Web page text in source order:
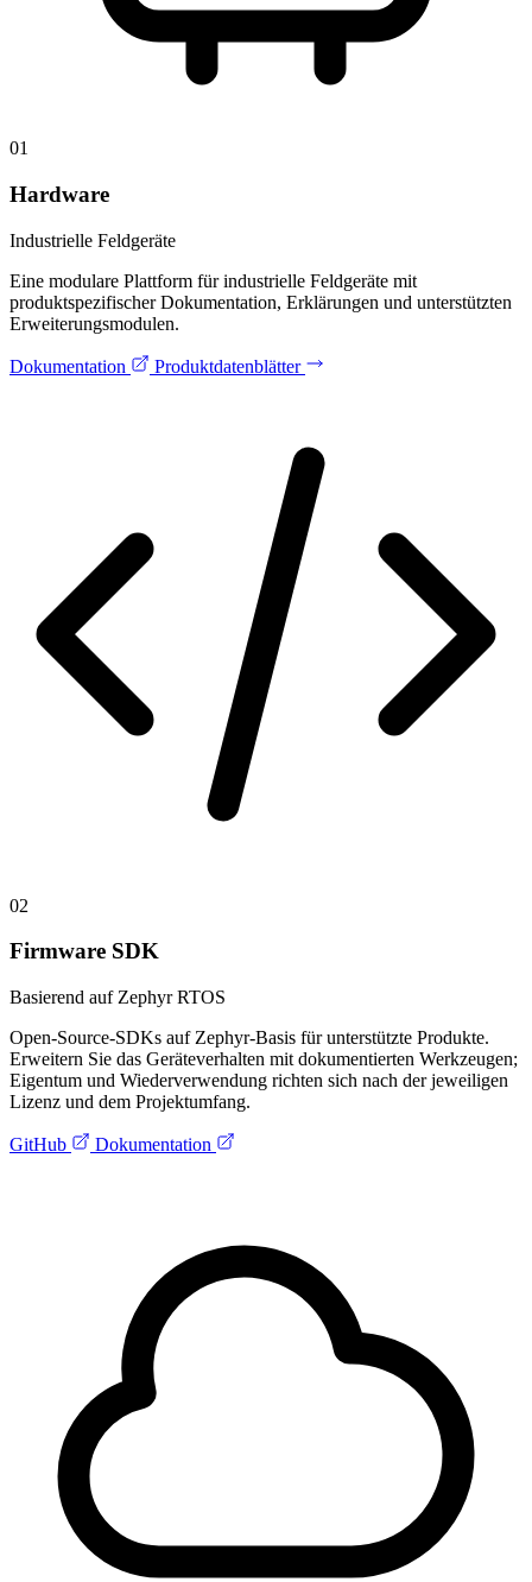
01
Hardware
Industrielle Feldgeräte
Eine modulare Plattform für industrielle Feldgeräte mit
produktspezifischer Dokumentation, Erklärungen und unterstützten
Erweiterungsmodulen.
Dokumentation Produktdatenblätter
02
Firmware SDK
Basierend auf Zephyr RTOS
Open-Source-SDKs auf Zephyr-Basis für unterstützte Produkte.
Erweitern Sie das Geräteverhalten mit dokumentierten Werkzeugen;
Eigentum und Wiederverwendung richten sich nach der jeweiligen
Lizenz und dem Projektumfang.
GitHub Dokumentation